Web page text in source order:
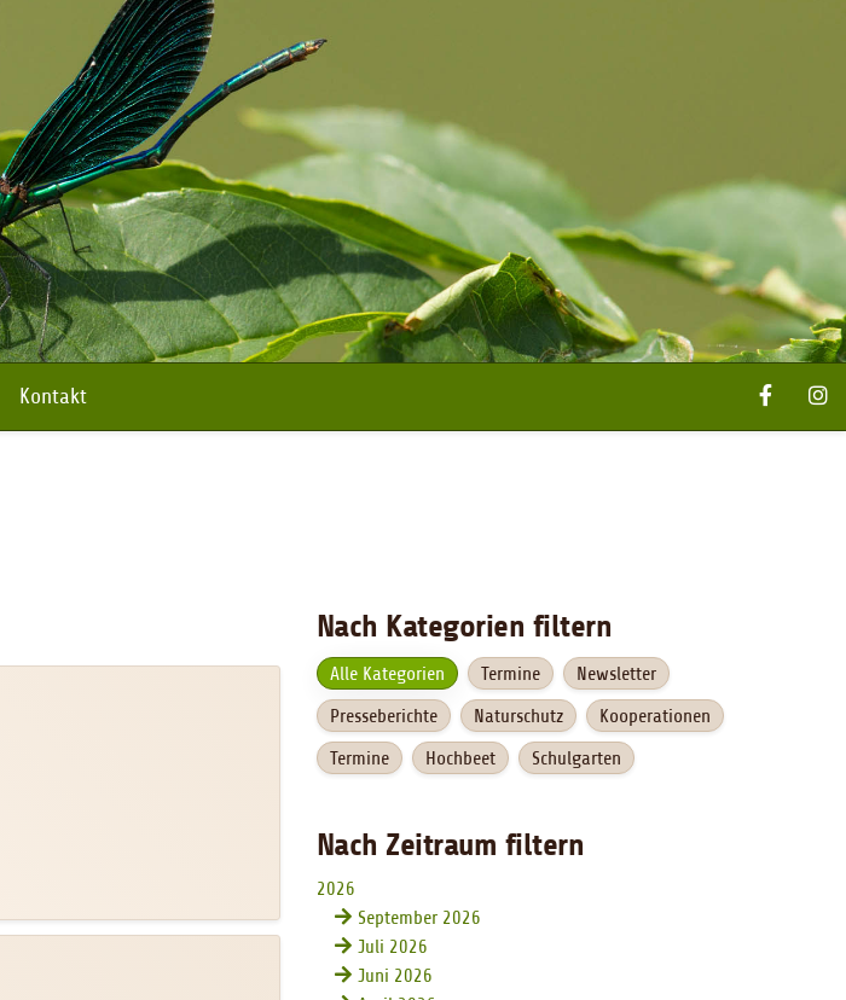
Kontakt
Nach Kategorien filtern
Alle Kategorien Termine
Newsletter
Presseberichte
Naturschutz
Kooperationen
Termine
Hochbeet Schulgarten
Nach Zeitraum filtern
2026
September 2026
Juli 2026
Juni 2026